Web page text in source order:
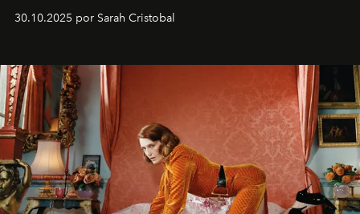
álbumes más profundos hasta la fecha.
30.10.2025 por Sarah Cristobal